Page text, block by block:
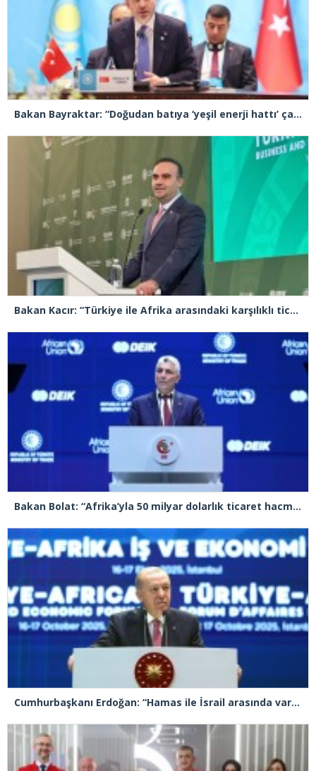
Bakan Bayraktar: “Doğudan batıya ‘yeşil enerji hattı’ çalışmaları başlıyor”
Bakan Kacır: “Türkiye ile Afrika arasındaki karşılıklı ticaretin hacmi 36 milyar doların üzerine çıktı”
Bakan Bolat: “Afrika’yla 50 milyar dolarlık ticaret hacmine ulaşmayı hedefliyoruz”
Cumhurbaşkanı Erdoğan: “Hamas ile İsrail arasında varılan mutabakatın kalıcı olması için yoğun çaba içerisindeyiz”